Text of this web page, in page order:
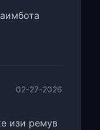
02-27-2026
изи ремув